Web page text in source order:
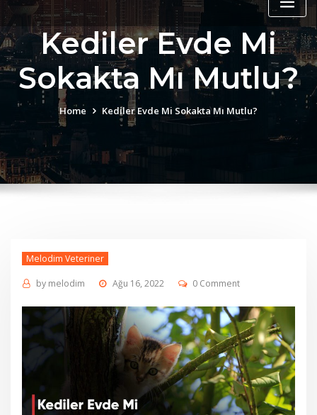
Kediler Evde Mi
Sokakta Mı Mutlu?
Home Kediler Evde Mi Sokakta Mı Mutlu?
Melodim Veteriner
by melodim Ağu 16, 2022 0 Comment